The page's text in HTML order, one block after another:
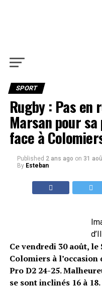
SPORT
Rugby : Pas en
Marsan pour
face à
Published 2 ans ago on 31
By Esteban
Ce vendredi 30 août,
Colomiers à
Pro D2 24-25.
se sont inclinés 16 à 18.